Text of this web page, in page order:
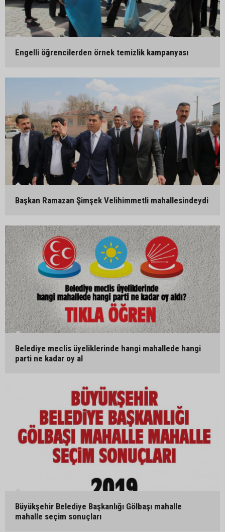
Engelli öğrencilerden örnek temizlik kampanyası
Başkan Ramazan Şimşek Velihimmetli mahallesindeydi
Belediye meclis üyeliklerinde hangi mahallede hangi
parti ne kadar oy al
Büyükşehir Belediye Başkanlığı Gölbaşı mahalle
mahalle seçim sonuçları